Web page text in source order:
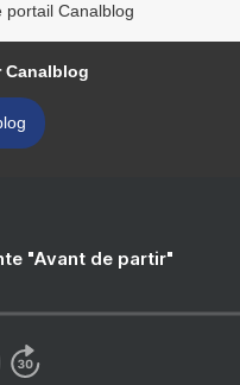
portail Canalblog
Canalblog
"Avant de partir"